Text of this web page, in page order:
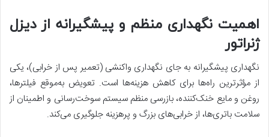
اهمیت نگهداری منظم و پیشگیرانه از دیزل
ژنراتور
نگهداری پیشگیرانه به جای نگهداری واکنشی (تعمیر پس از خرابی)، یکی
از مؤثرترین راه‌ها برای کاهش هزینه‌ها است. تعویض به‌موقع فیلترها،
روغن و مایع خنک‌کننده، بازرسی منظم سیستم سوخت‌رسانی و اطمینان از
سلامت باتری‌ها، از خرابی‌های بزرگ و پرهزینه جلوگیری می‌کند.